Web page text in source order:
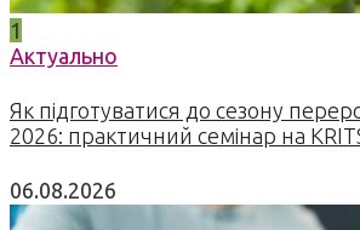
1
Актуально
Як підготуватися до сезону
2026: практичний семінар на
06.08.2026